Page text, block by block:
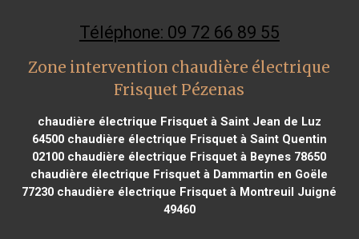
Téléphone: 09 72 66 89 55
Zone intervention chaudière électrique
Frisquet Pézenas
chaudière électrique Frisquet à Saint Jean de Luz
64500chaudière électrique Frisquet à Saint Quentin
02100 chaudière électrique Frisquet à Beynes 78650
chaudière électrique Frisquet à Dammartin en Goële
77230 chaudière électrique Frisquet à Montreuil Juigné
49460